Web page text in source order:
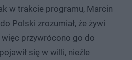
w trakcie programu, Marcin
Polski zrozumiał, że żywi
więc przywrócono go do
się w willi, nieźle